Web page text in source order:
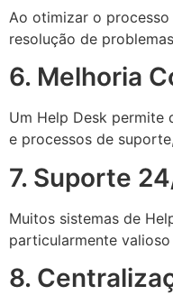
Ao otimizar o
resolução de
6. Melhoria
Um Help Desk permite
e processos de
7. Suporte
Muitos sistemas de
particularmente
8.